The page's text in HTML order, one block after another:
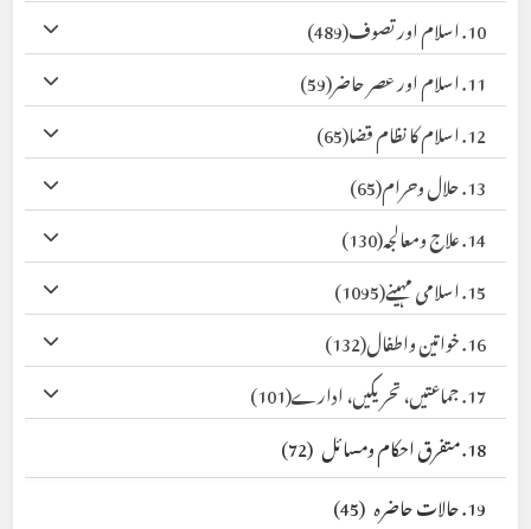
10. اسلام اور تصوف
(489)
11. اسلام اور عصر حاضر
(59)
12. اسلام کا نظام قضا
(65)
13. حلال وحرام
(65)
14. علاج ومعالجہ
(130)
15. اسلامی مہینے
(1095)
16. خواتین واطفال
(132)
17. جماعتیں، تحریکیں، ادارے
(101)
18. متفرق احکام ومسائل
(72)
19. حالات حاضرہ
(45)